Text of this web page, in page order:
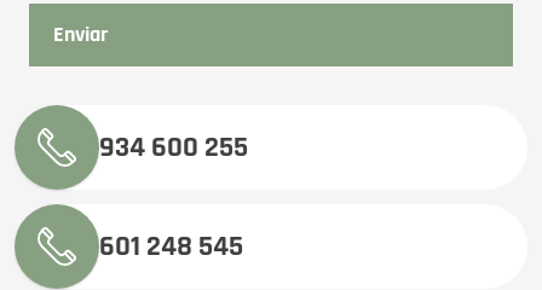
934 600 255
601 248 545